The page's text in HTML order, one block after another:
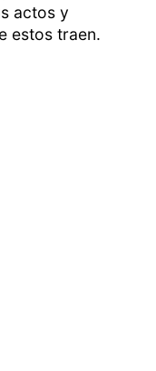
actos y
estos traen.